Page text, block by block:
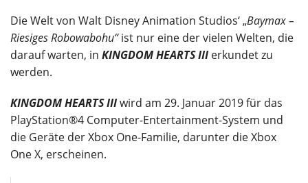
Die Welt von Walt Disney Animation Studios‘ „Baymax –
Riesiges Robowabohu“ist nur eine der vielen Welten, die
darauf warten, in KINGDOM HEARTS IIIerkundet zu
werden.
KINGDOM HEARTS IIIwird am 29. Januar 2019 für das
PlayStation®4 Computer-Entertainment-System und
die Geräte der Xbox One-Familie, darunter die Xbox
One X, erscheinen.